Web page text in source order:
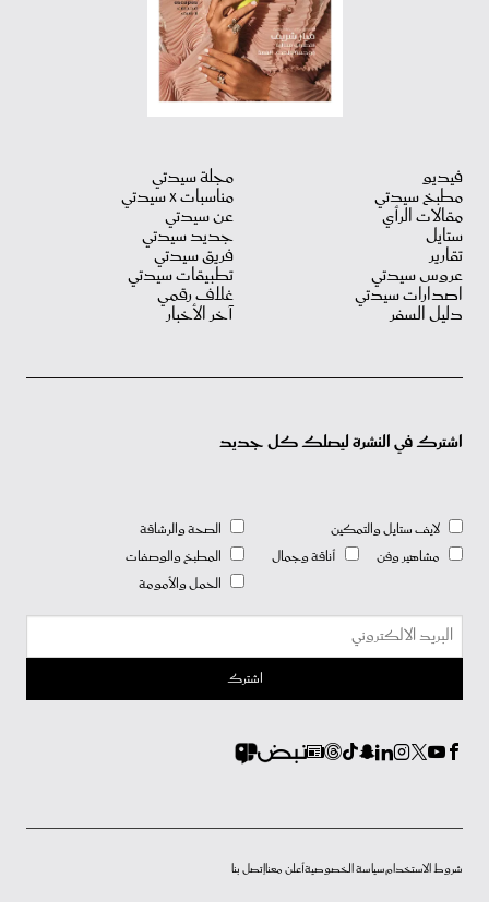
فيديو
مطبخ سيدتي
مقالات الرأي
ستايل
تقارير
عروس سيدتي
اصدارات سيدتي
دليل السفر
مجلة سيدتي
مناسبات X سيدتي
عن سيدتي
جديد سيدتي
فريق سيدتي
تطبيقات سيدتي
غلاف رقمي
آخر الأخبار
اشترك في النشرة ليصلك كل جديد
لايف ستايل والتمكين
مشاهير وفن
أناقة وجمال
الصحة والرشاقة
المطبخ والوصفات
الحمل والأمومة
شروط الاستخدامسياسة الخصوصيةأعلن معناإتصل بنا